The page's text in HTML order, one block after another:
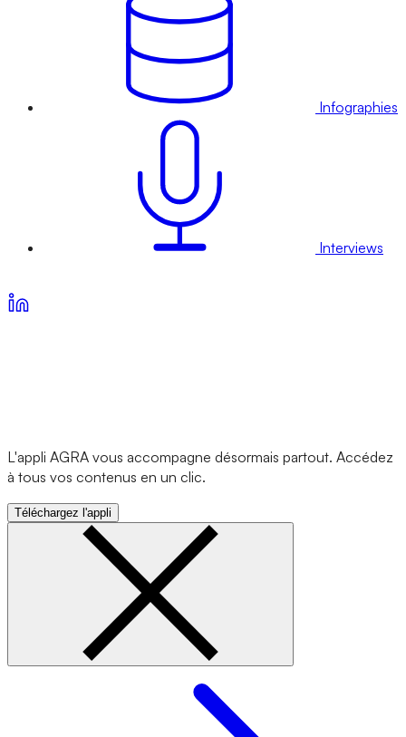
Infographies
Interviews
L'appli AGRA vous accompagne désormais partout. Accédez
à tous vos contenus en un clic.
Téléchargez l'appli